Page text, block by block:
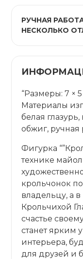
РУЧНАЯ
НЕСКОЛЬКО
“Размеры: 7 ×
Материалы
белая
обжиг, ручная
Фигурка
технике
крольчонок
владельцу, а
Крольчихой
счастье
станет ярким
интерьера,
для друзей и